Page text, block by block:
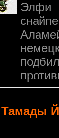
Элфи